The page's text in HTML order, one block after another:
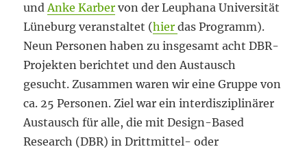
undAnke Karber von der Leuphana Universität
Lüneburg veranstaltet (hierdas Programm).
Neun Personen haben zu insgesamt acht DBR-
Projekten berichtet und den Austausch
gesucht. Zusammen waren wir eine Gruppe von
ca. 25 Personen. Ziel war ein interdisziplinärer
Austausch für alle, die mit Design-Based
Research (DBR) in Drittmittel- oder